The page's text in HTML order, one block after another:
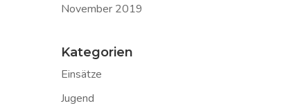
November 2019
Kategorien
Einsätze
Jugend